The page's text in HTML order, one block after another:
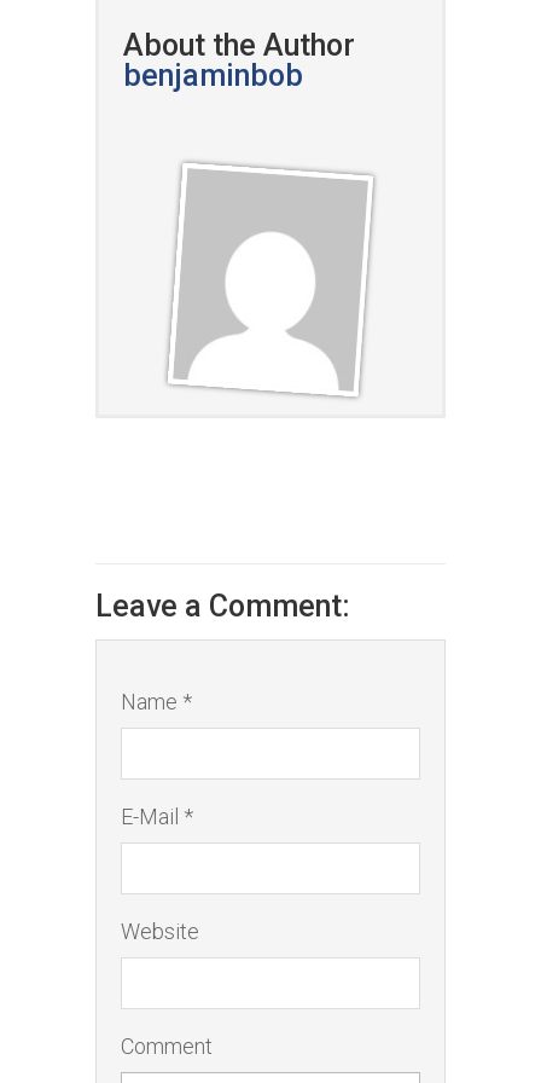
About the Author
benjaminbob
Leave a Comment:
Name *
E-Mail *
Website
Comment